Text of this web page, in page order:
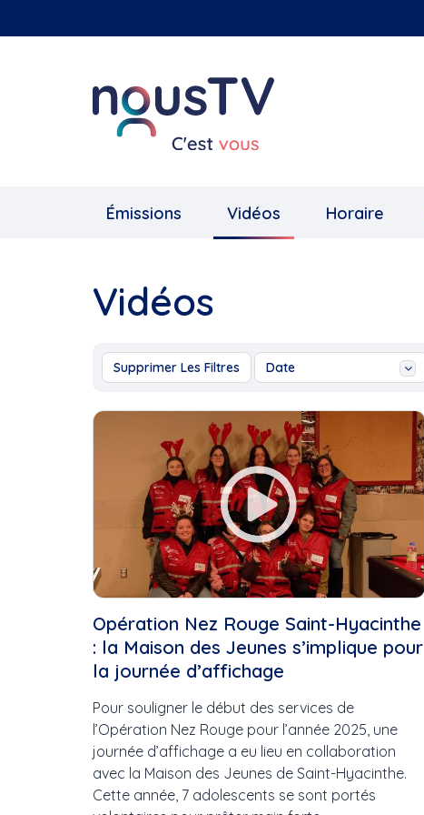
au
Émissions Vidéos Horaire
Vidéos
Supprimer Les Filtres Date
Cette Semaine
Ce Mois
Cette Année
Opération Nez Rouge Saint-Hyacinthe
: la Maison des Jeunes s’implique pour
la journée d’affichage
Pour souligner le début des services de
l’Opération Nez Rouge pour l’année 2025, une
journée d’affichage a eu lieu en collaboration
avec la Maison des Jeunes de Saint-Hyacinthe.
Cette année, 7 adolescents se sont portés